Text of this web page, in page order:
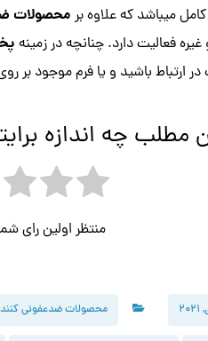
میباشد که علاوه بر محصولات
فعالیت دارد. چنانچه در زمینه
ارتباط باشید و یا فرم موجود بر
مطلب چه اندازه
منتظر اولین رای
محصولات ضدعفونی